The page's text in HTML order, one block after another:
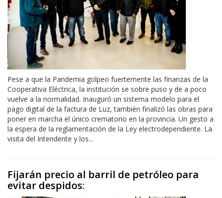
Pese a que la Pandemia golpeo fuertemente las finanzas de la
Cooperativa Eléctrica, la institución se sobre puso y de a poco
vuelve a la normalidad. Inauguró un sistema modelo para el
pago digital de la factura de Luz, también finalizó las obras para
poner en marcha el único crematorio en la provincia. Un gesto a
la espera de la reglamentación de la Ley electrodependiente. La
visita del Intendente y los...
Fijarán precio al barril de petróleo para
evitar despidos: